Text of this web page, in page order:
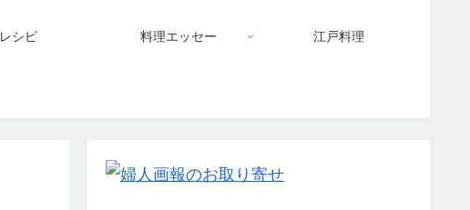
レシピ 料理エッセー 江戸料理